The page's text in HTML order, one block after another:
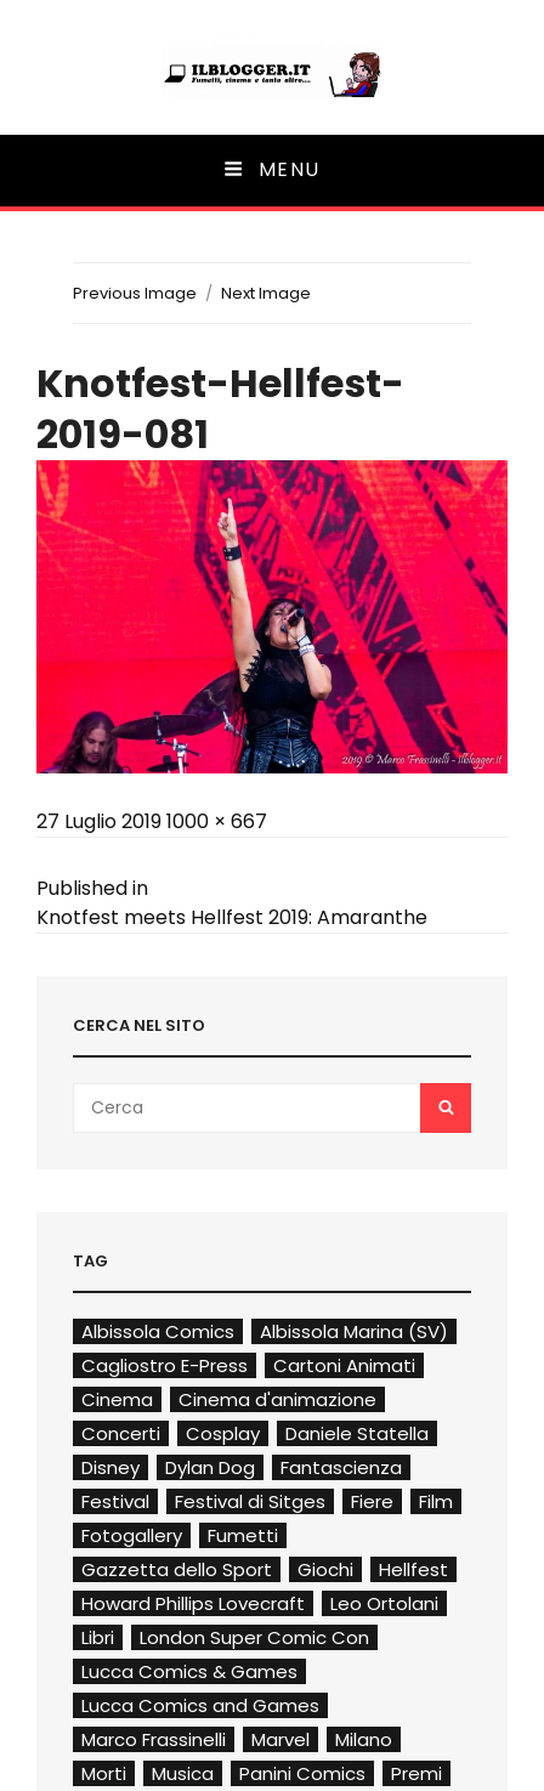
Ilblogger.it
Il portalino di blog | MENU
Previous Image Next Image
Knotfest-Hellfest-
2019-081
Posted
27 Luglio 2019Full
1000 × 667
Navigazione
Published in
Knotfest meets Hellfest 2019: Amaranthe
CERCA NEL SITO
for:
SEARCH
TAG
Albissola Comics
Albissola Marina (SV)
Cagliostro E-Press
Cartoni Animati
Cinema
Cinema d'animazione
Concerti
Cosplay
Daniele Statella
Disney
Dylan Dog
Fantascienza
Festival
Festival di Sitges Fiere
Film
Fotogallery
Fumetti
Gazzetta dello Sport
Giochi
Hellfest
Howard Phillips Lovecraft
Leo Ortolani
Libri
London Super Comic Con
Lucca Comics & Games
Lucca Comics and Games
Marco Frassinelli
Marvel
Milano
Morti
Musica Panini Comics
Premi